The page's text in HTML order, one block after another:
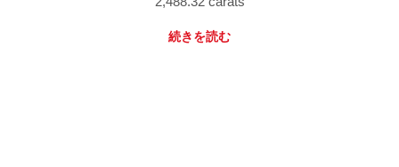
続きを読む